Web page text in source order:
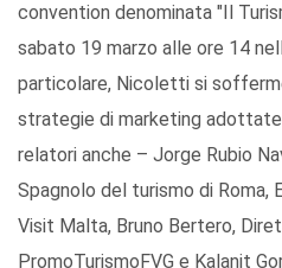
convention denominata "Il
sabato 19 marzo alle ore 14
particolare, Nicoletti si
strategie di marketing adottate
relatori anche – Jorge Rubio
Spagnolo del turismo di Roma,
Visit Malta, Bruno Bertero,
PromoTurismoFVG e Kalanit